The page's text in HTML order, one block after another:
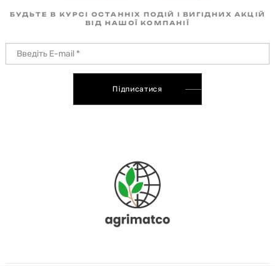
БУДЬТЕ В КУРСІ ОСТАННІХ ПОДІЙ І ВИГІДНИХ АКЦІЙ
ВІД НАШОЇ КОМПАНІЇ
Підписатися